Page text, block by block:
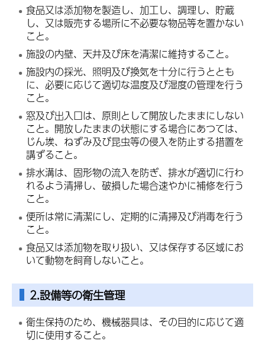
食品又は添加物を製造し、加工し、調理し、貯蔵
し、又は販売する場所に不必要な物品等を置かない
こと。
施設の内壁、天井及び床を清潔に維持すること。
施設内の採光、照明及び換気を十分に行うととも
に、必要に応じて適切な温度及び湿度の管理を行う
こと。
窓及び出入口は、原則として開放したままにしない
こと。開放したままの状態にする場合にあつては、
じん埃、ねずみ及び昆虫等の侵入を防止する措置を
講ずること。
排水溝は、固形物の流入を防ぎ、排水が適切に行わ
れるよう清掃し、破損した場合速やかに補修を行う
こと。
便所は常に清潔にし、定期的に清掃及び消毒を行う
こと。
食品又は添加物を取り扱い、又は保存する区域にお
いて動物を飼育しないこと。
2.設備等の衛生管理
衛生保持のため、機械器具は、その目的に応じて適
切に使用すること。